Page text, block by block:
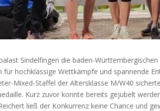
Sindelfingen die baden-
hochklassige Wettkämpfe und spannende
Mixed-Staffel der Altersklasse M/W40
Kurz zuvor konnte bereits gejubelt
ließ der Konkurrenz keine Chance und